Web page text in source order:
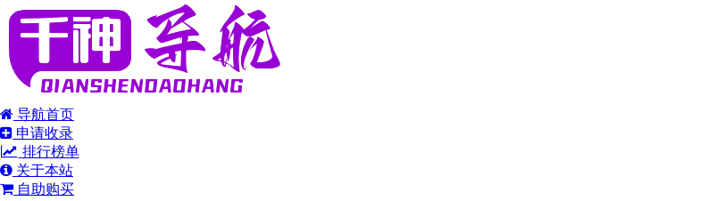
导航首页
申请收录
排行榜单
关于本站
自助购买